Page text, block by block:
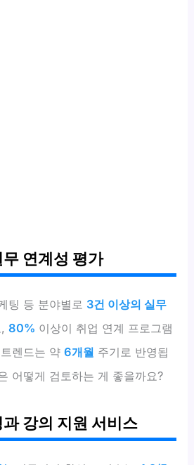
연계성 평가
팅 등 분야별로 3건 이상의 실무
,80% 이상이 취업 연계 프로그램
렌드는 약6개월 주기로 반영됩
어떻게 검토하는 게 좋을까요?
강의 지원 서비스